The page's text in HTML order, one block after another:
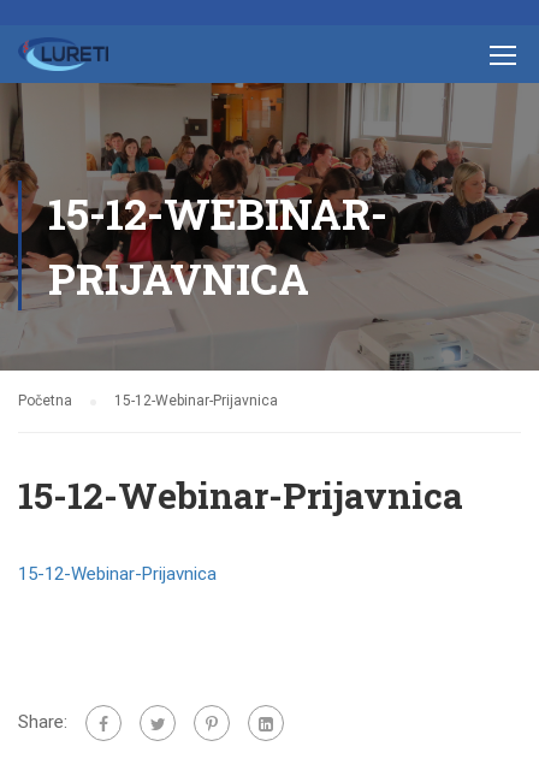
15-12-WEBINAR-
PRIJAVNICA
Početna 15-12-Webinar-Prijavnica
15-12-Webinar-Prijavnica
15-12-Webinar-Prijavnica
Share: